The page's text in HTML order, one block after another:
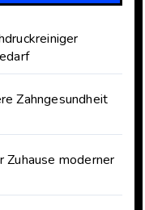
Zahngesundheit
Zuhause moderner